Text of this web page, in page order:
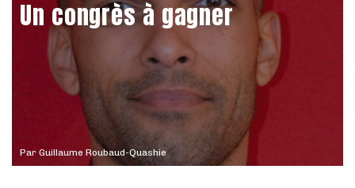
Par Guillaume Roubaud-Quashie
Un congrès à gagner